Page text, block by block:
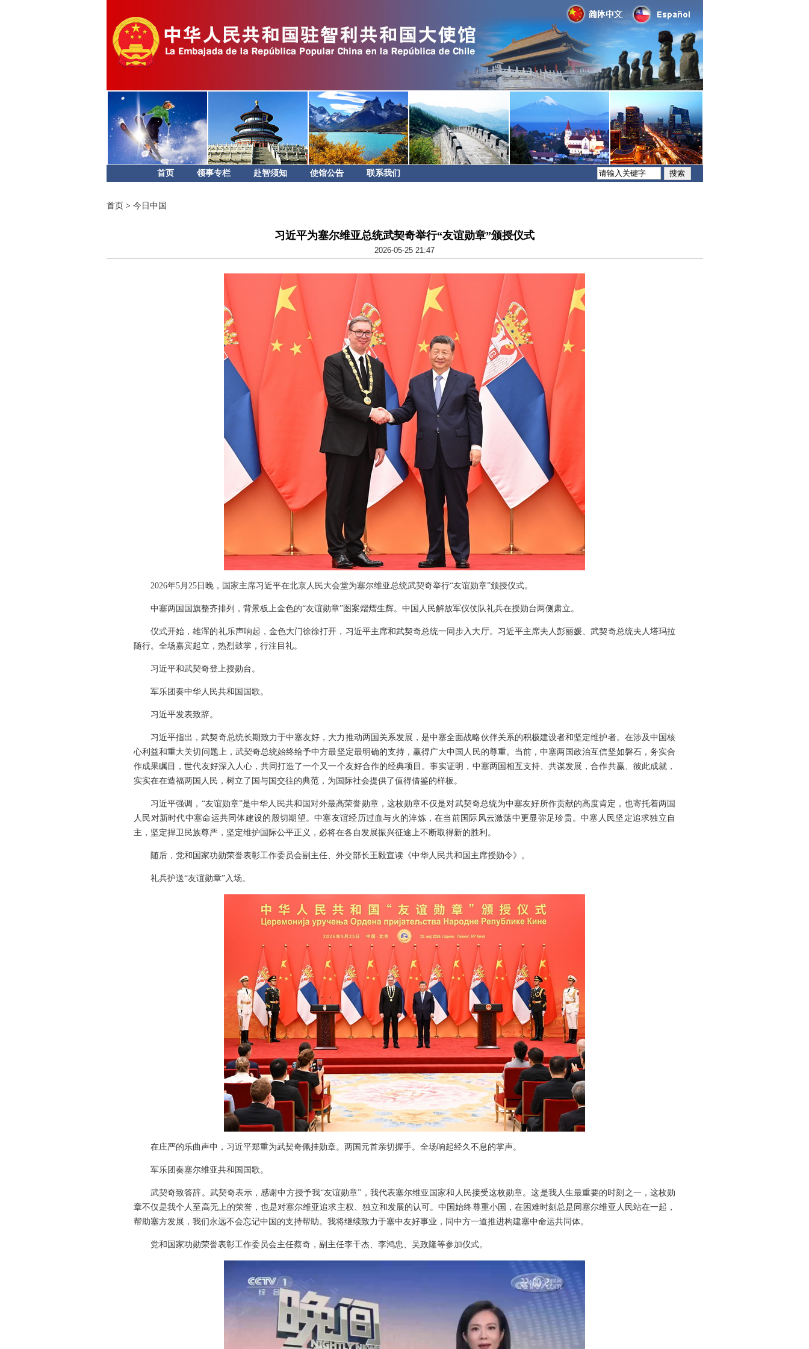
首页 领事专栏 赴智须知 使馆公告 联系我们
首页 > 今日中国
习近平为塞尔维亚总统武契奇举行“友谊勋章”颁授仪式
2026-05-25 21:47
2026年5月25日晚，国家主席习近平在北京人民大会堂为塞尔维亚总统武契奇举行“友谊勋章”颁授仪式。
中塞两国国旗整齐排列，背景板上金色的“友谊勋章”图案熠熠生辉。中国人民解放军仪仗队礼兵在授勋台两侧肃立。
仪式开始，雄浑的礼乐声响起，金色大门徐徐打开，习近平主席和武契奇总统一同步入大厅。习近平主席夫人彭丽媛、武契奇总统夫人塔玛拉
随行。全场嘉宾起立，热烈鼓掌，行注目礼。
习近平和武契奇登上授勋台。
军乐团奏中华人民共和国国歌。
习近平发表致辞。
习近平指出，武契奇总统长期致力于中塞友好，大力推动两国关系发展，是中塞全面战略伙伴关系的积极建设者和坚定维护者。在涉及中国核
心利益和重大关切问题上，武契奇总统始终给予中方最坚定最明确的支持，赢得广大中国人民的尊重。当前，中塞两国政治互信坚如磐石，务实合
作成果瞩目，世代友好深入人心，共同打造了一个又一个友好合作的经典项目。事实证明，中塞两国相互支持、共谋发展，合作共赢、彼此成就，
实实在在造福两国人民，树立了国与国交往的典范，为国际社会提供了值得借鉴的样板。
习近平强调，“友谊勋章”是中华人民共和国对外最高荣誉勋章，这枚勋章不仅是对武契奇总统为中塞友好所作贡献的高度肯定，也寄托着两国
人民对新时代中塞命运共同体建设的殷切期望。中塞友谊经历过血与火的淬炼，在当前国际风云激荡中更显弥足珍贵。中塞人民坚定追求独立自
主，坚定捍卫民族尊严，坚定维护国际公平正义，必将在各自发展振兴征途上不断取得新的胜利。
随后，党和国家功勋荣誉表彰工作委员会副主任、外交部长王毅宣读《中华人民共和国主席授勋令》。
礼兵护送“友谊勋章”入场。
在庄严的乐曲声中，习近平郑重为武契奇佩挂勋章。两国元首亲切握手。全场响起经久不息的掌声。
军乐团奏塞尔维亚共和国国歌。
武契奇致答辞。武契奇表示，感谢中方授予我“友谊勋章”，我代表塞尔维亚国家和人民接受这枚勋章。这是我人生最重要的时刻之一，这枚勋
章不仅是我个人至高无上的荣誉，也是对塞尔维亚追求主权、独立和发展的认可。中国始终尊重小国，在困难时刻总是同塞尔维亚人民站在一起，
帮助塞方发展，我们永远不会忘记中国的支持帮助。我将继续致力于塞中友好事业，同中方一道推进构建塞中命运共同体。
党和国家功勋荣誉表彰工作委员会主任蔡奇，副主任李干杰、李鸿忠、吴政隆等参加仪式。